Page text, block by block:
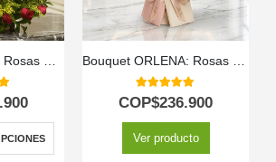
Arreglo Floral con Rosas Cupido
5
Bouquet ORLENA: Rosas Rosadas y Gerberas en un Diseño Primaveral 🌸
5.00out of 5
COP$236.900
Ver producto